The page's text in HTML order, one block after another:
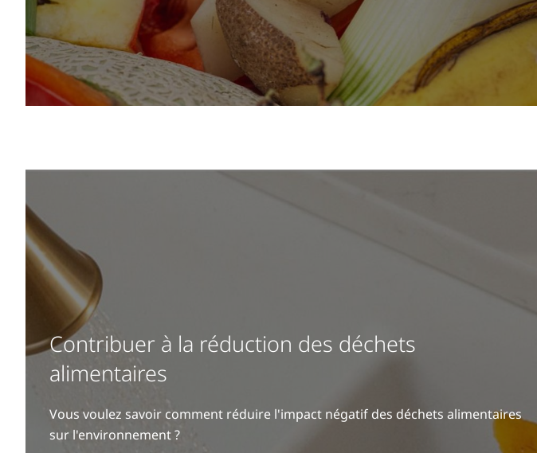
Contribuer à la réduction des déchets
alimentaires
Vous voulez savoir comment réduire l'impact négatif des déchets alimentaires
sur l'environnement ?